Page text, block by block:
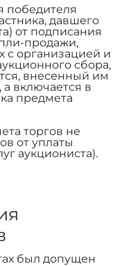
победителя
давшего
от подписания
продажи,
с организацией и
сбора,
внесенный им
а включается в
предмета
торгов не
от уплаты
аукциониста).
был допущен